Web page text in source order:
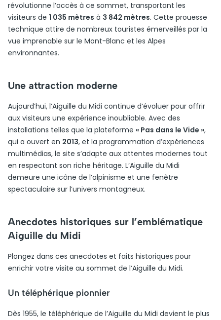
révolutionne l’accès à ce sommet, transportant les
visiteurs de 1 035 mètres à 3 842 mètres. Cette prouesse
technique attire de nombreux touristes émerveillés par la
vue imprenable sur le Mont-Blanc et les Alpes
environnantes.
Une attraction moderne
Aujourd’hui, l’Aiguille du Midi continue d’évoluer pour offrir
aux visiteurs une expérience inoubliable. Avec des
installations telles que la plateforme « Pas dans le Vide »,
qui a ouvert en 2013, et la programmation d’expériences
multimédias, le site s’adapte aux attentes modernes tout
en respectant son riche héritage. L’Aiguille du Midi
demeure une icône de l’alpinisme et une fenêtre
spectaculaire sur l’univers montagneux.
Anecdotes historiques sur l’emblématique
Aiguille du Midi
Plongez dans ces anecdotes et faits historiques pour
enrichir votre visite au sommet de l’Aiguille du Midi.
Un téléphérique pionnier
Dès 1955, le téléphérique de l’Aiguille du Midi devient le plus